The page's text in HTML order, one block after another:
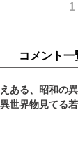
1
コメント一
ある、昭和の異